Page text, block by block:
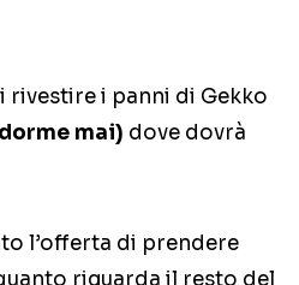
rivestire i panni di Gekko
mai) dove dovrà
l’offerta di prendere
riguarda il resto del